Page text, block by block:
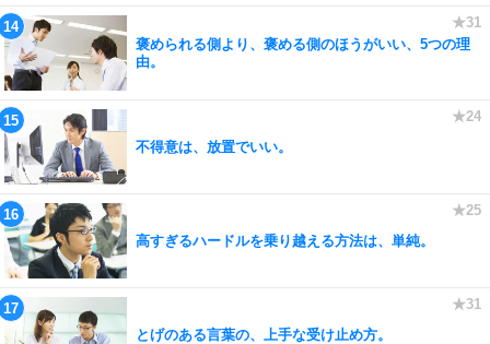
褒められる側より、褒める側のほうがいい、5つの理
由。
不得意は、放置でいい。
高すぎるハードルを乗り越える方法は、単純。
とげのある言葉の、上手な受け止め方。